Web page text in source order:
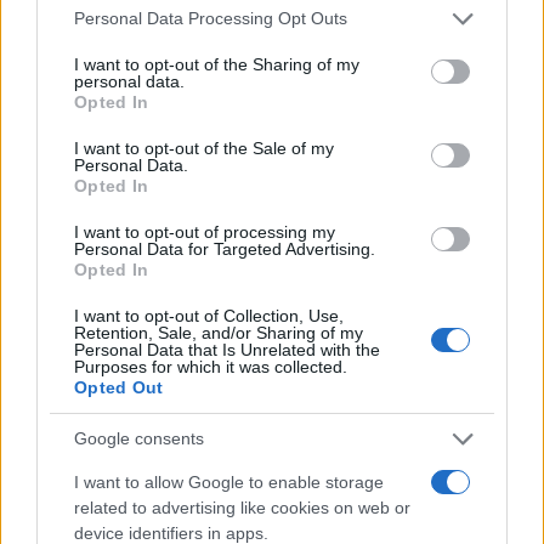
Please note that this website/app uses one or more Google
not limited to your visit or usage behaviour. You may click to
grant or deny consent to Google and its third-party tags to
use your data for below specified purposes in below Google
consent section.
Personal Data Processing Opt Outs
I want to opt-out of the Sharing of my
personal data.
Opted In
I want to opt-out of the Sale of my
Personal Data.
Opted In
I want to opt-out of processing my
Personal Data for Targeted Advertising.
Opted In
I want to opt-out of Collection, Use,
Retention, Sale, and/or Sharing of my
Personal Data that Is Unrelated with the
Purposes for which it was collected.
Opted Out
Google consents
I want to allow Google to enable storage
related to advertising like cookies on web or
device identifiers in apps.
Η ομάδα του Βερολίνου δεν μπορούσε να
υπερασπιστεί την έδρα της. Ο Σίλας στο 81' έκανε
το 0-2, ενώ το τελικό 0-3 πραγματοποίησε ο
Dann ist Schluss! Der VfB nutzt seine Chancen
konsequent, lässt defensiv wenig zu und feiert
seinen 6️⃣. Sieg in Serie.⚪️🔴 ♥️
[Anzeige] |#VfB|#FCUVfB0:3
pic.twitter.com/9i7WPuxend